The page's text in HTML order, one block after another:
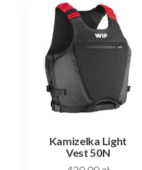
Kamizelka Light
Vest 50N